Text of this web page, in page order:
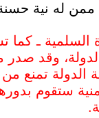
ممن له نية
السلمية ـ
وقد صدر
الدولة تمنع من
ستقوم